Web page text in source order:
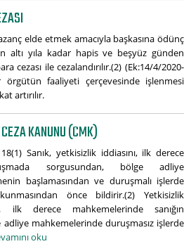
elde etmek amacıyla başkasına ödünç
altı yıla kadar hapis ve beşyüz günden
cezası ile cezalandırılır.(2) (Ek:14/4/2020-
faaliyeti çerçevesinde işlenmesi
artırılır.
KANUNU (CMK)
Sanık, yetkisizlik iddiasını, ilk derece
sorgusundan, bölge adliye
başlamasından ve duruşmalı işlerde
önce bildirir.(2) Yetkisizlik
ilk derece mahkemelerinde sanığın
mahkemelerinde duruşmasız işlerde
oku